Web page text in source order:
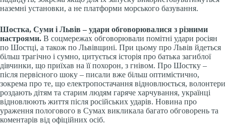
наземні установки, а не платформи морського базування.
Шостка, Суми і Львів – удари обговорювалися з різними
настроями. В соцмережах обговорювали помітні удари росіян
по Шостці, а також по Львівщині. При цьому про Львів йдеться
більш трагічно і сумно, цитується історія про батька загиблої
дівчинки, що приїхав на її похорон, з гнівом. Про Шостку –
після первісного шоку – писали вже більш оптимістично,
зокрема про те, що електропостачання відновлюється, волонтери
роздають дітям та старим людям гаряче харчування, українці
відновлюють життя після російських ударів. Новина про
ураження пологового в Сумах викликала багато обговорень та
коментарів від офіційних осіб.